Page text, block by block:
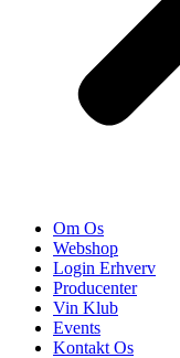
Om Os
Webshop
Login Erhverv
Producenter
Vin Klub
Events
Kontakt Os